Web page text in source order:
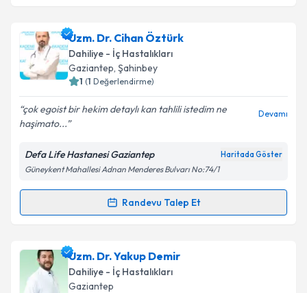
Doç. Dr. Akif Doğantekiniçin randevu takvimi talebi
oluşturun. Size bu uzmandan randevu almanız için bir
takvim hazırlandığında e-posta ile bilgilendireceğiz.
Kişisel verilerimin işlenmesine ilişkin
Aydınlatma
Metni'ni okudum ve kişisel verilerimin belirtilen
kapsamda işlenmesini kabul ediyorum.
Uzm. Dr. Cihan Öztürk
Dahiliye - İç Hastalıkları
Gaziantep, Şahinbey
1 (1 Değerlendirme)
çok egoist bir hekim detaylı kan tahlili istedim ne
haşimato...
Devamı
Defa Life Hastanesi Gaziantep Haritada Göster
Güneykent Mahallesi Adnan Menderes Bulvarı No:74/1
Randevu Talep Et
Randevu Takvimi Talebi
Uzm. Dr. Cihan Öztürkiçin randevu takvimi talebi
oluşturun. Size bu uzmandan randevu almanız için bir
takvim hazırlandığında e-posta ile bilgilendireceğiz.
Uzm. Dr. Yakup Demir
Dahiliye - İç Hastalıkları
Gaziantep